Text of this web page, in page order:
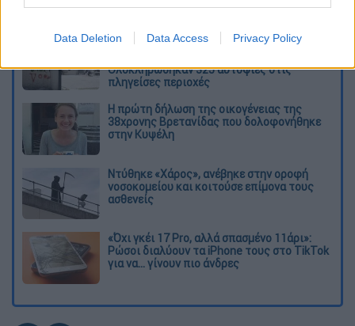
Data Deletion Data Access Privacy Policy
Διαβάστε ακόμη
Η «μαύρη» καταγραφή των πυρκαγιών: 118
Ολοκληρώθηκαν 325 αυτοψίες στις
πληγείσες περιοχές
Η πρώτη δήλωση της οικογένειας της
38χρονης Βρετανίδας που δολοφονήθηκε
στην Κυψέλη
Ντύθηκε «Χάρος», ανέβηκε στην οροφή
νοσοκομείου και κοιτούσε επίμονα τους
ασθενείς
«Όχι γκέι 17 Pro, αλλά σπασμένο 11άρι»:
Ρώσοι διαλύουν τα iPhone τους στο TikTok
για να... γίνουν πιο άνδρες